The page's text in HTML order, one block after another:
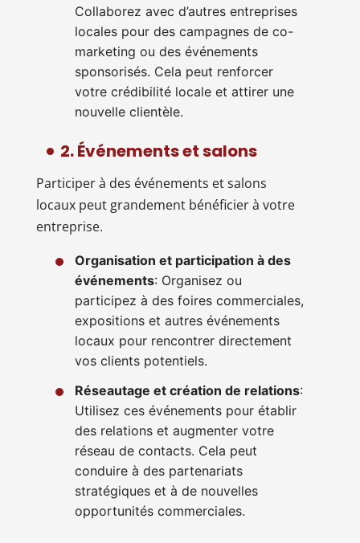
Collaborez avec d’autres entreprises
locales pour des campagnes de co-
marketing ou des événements
sponsorisés. Cela peut renforcer
votre crédibilité locale et attirer une
nouvelle clientèle.
2. Événements et salons
Participer à des événements et salons
locaux peut grandement bénéficier à votre
entreprise.
Organisation et participation à des
événements: Organisez ou
participez à des foires commerciales,
expositions et autres événements
locaux pour rencontrer directement
vos clients potentiels.
Réseautage et création de relations:
Utilisez ces événements pour établir
des relations et augmenter votre
réseau de contacts. Cela peut
conduire à des partenariats
stratégiques et à de nouvelles
opportunités commerciales.